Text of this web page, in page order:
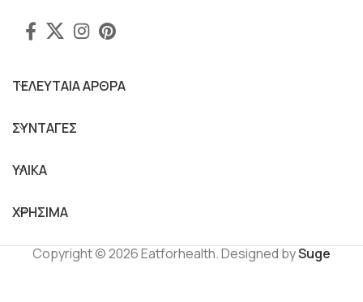
ΤΕΛΕΥΤΑΙΑ ΑΡΘΡΑ
ΣΥΝΤΑΓΕΣ
ΥΛΙΚΑ
ΧΡΗΣΙΜΑ
Copyright © 2026 Eatforhealth. Designed bySuge